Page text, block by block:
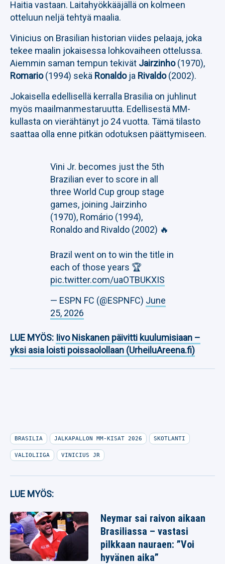
Haitia vastaan. Laitahyökkääjällä on kolmeen
otteluun neljä tehtyä maalia.
Vinicius on Brasilian historian viides pelaaja, joka
tekee maalin jokaisessa lohkovaiheen ottelussa.
Aiemmin saman tempun tekivät Jairzinho(1970),
Romario(1994) sekä Ronaldoja Rivaldo(2002).
Jokaisella edellisellä kerralla Brasilia on juhlinut
myös maailmanmestaruutta. Edellisestä MM-
kullasta on vierähtänyt jo 24 vuotta. Tämä tilasto
saattaa olla enne pitkän odotuksen päättymiseen.
Vini Jr. becomes just the 5th
Brazilian ever to score in all
three World Cup group stage
games, joining Jairzinho
(1970), Romário (1994),
Ronaldo and Rivaldo (2002) 🔥
Brazil went on to win the title in
each of those years 🏆
pic.twitter.com/uaOTBUKXIS
— ESPN FC (@ESPNFC) June
25, 2026
LUE MYÖS: Iivo Niskanen päivitti kuulumisiaan –
yksi asia loisti poissaolollaan (UrheiluAreena.fi)
BRASILIA JALKAPALLON MM-KISAT 2026 SKOTLANTI
VALIOLIIGA VINICIUS JR
LUE MYÖS:
Neymar sai raivon aikaan
Brasiliassa – vastasi
pilkkaan nauraen: ”Voi
hyvänen aika”